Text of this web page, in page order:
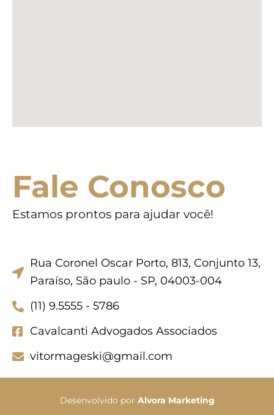
Fale Conosco
Estamos prontos para ajudar você!
Rua Coronel Oscar Porto, 813, Conjunto 13,
Paraíso, São paulo - SP, 04003-004
(11) 9.5555 - 5786
Cavalcanti Advogados Associados
vitormageski@gmail.com
Desenvolvido por Alvora Marketing